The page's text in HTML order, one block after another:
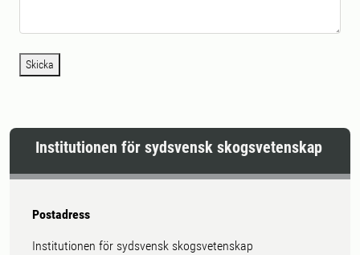
Skicka
Institutionen för sydsvensk skogsvetenskap
Postadress
Institutionen för sydsvensk skogsvetenskap